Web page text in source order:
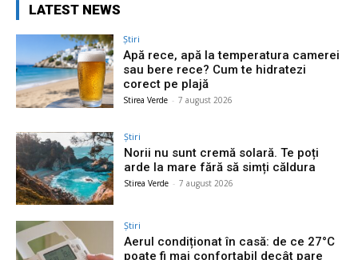
LATEST NEWS
Știri
Apă rece, apă la temperatura camerei
sau bere rece? Cum te hidratezi
corect pe plajă
Stirea Verde - 7 august 2026
Știri
Norii nu sunt cremă solară. Te poți
arde la mare fără să simți căldura
Stirea Verde - 7 august 2026
Știri
Aerul condiționat în casă: de ce 27°C
poate fi mai confortabil decât pare